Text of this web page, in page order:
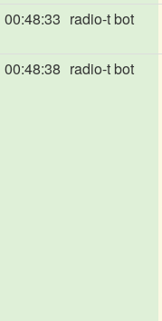
00:48:33 radio-t bot
00:48:38 radio-t bot